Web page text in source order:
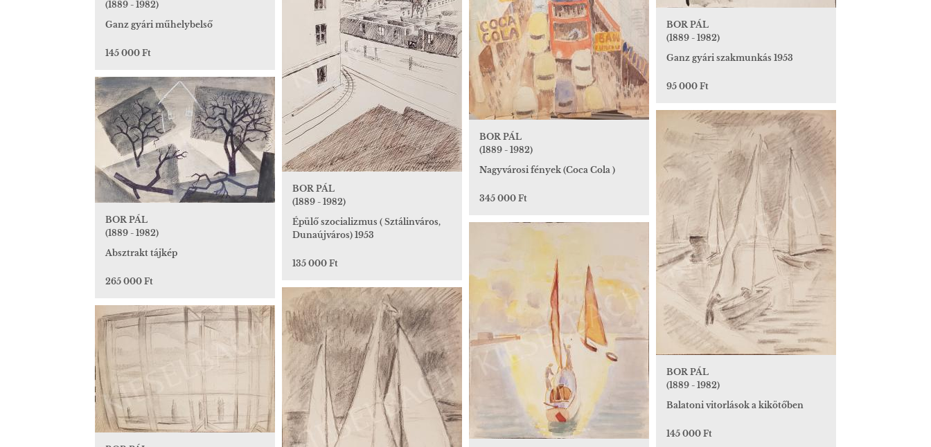
(1889 - 1982)
Ganz gyári műhelybelső
145 000 Ft
BOR PÁL
(1889 - 1982)
Ganz gyári szakmunkás 1953
95 000 Ft
BOR PÁL
(1889 - 1982)
Nagyvárosi fények (Coca Cola )
345 000 Ft
BOR PÁL
(1889 - 1982)
Épülő szocializmus ( Sztálinváros,
Dunaújváros) 1953
135 000 Ft
BOR PÁL
(1889 - 1982)
Absztrakt tájkép
265 000 Ft
BOR PÁL
(1889 - 1982)
Balatoni vitorlások a kikötőben
145 000 Ft